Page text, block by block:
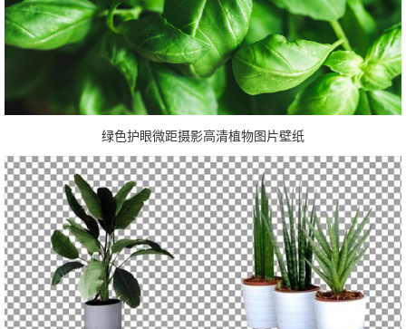
绿色护眼微距摄影高清植物图片壁纸